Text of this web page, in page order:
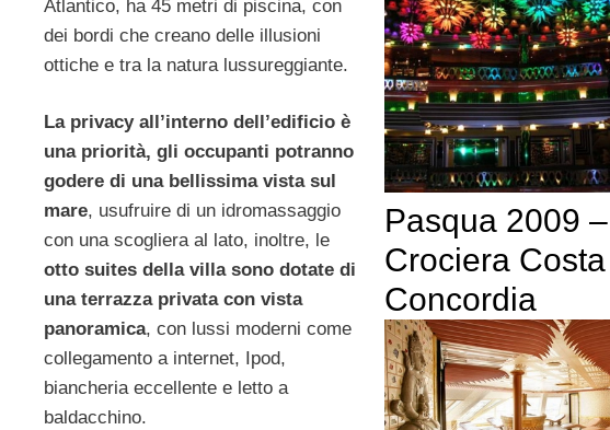
Atlantico, ha 45 metri di piscina, con
dei bordi che creano delle illusioni
ottiche e tra la natura lussureggiante.
La privacy all’interno dell’edificio è
una priorità, gli occupanti potranno
godere di una bellissima vista sul
mare, usufruire di un idromassaggio
con una scogliera al lato, inoltre, le
otto suites della villa sono dotate di
una terrazza privata con vista
panoramica, con lussi moderni come
collegamento a internet, Ipod,
biancheria eccellente e letto a
baldacchino.
Pasqua 2009 –
Crociera Costa
Concordia